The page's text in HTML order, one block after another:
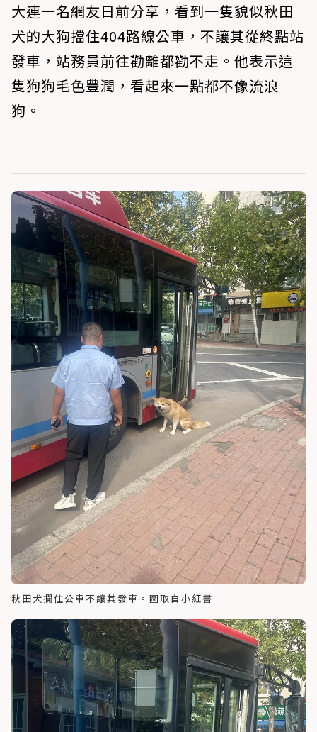
大連一名網友日前分享，看到一隻貌似秋田
犬的大狗擋住404路線公車，不讓其從終點站
發車，站務員前往勸離都勸不走。他表示這
隻狗狗毛色豐潤，看起來一點都不像流浪
狗。
秋田犬攔住公車不讓其發車。圖取自小紅書